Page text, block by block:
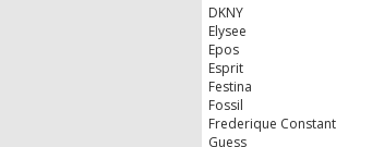
DKNY
Elysee
Epos
Esprit
Festina
Fossil
Frederique Constant
Guess